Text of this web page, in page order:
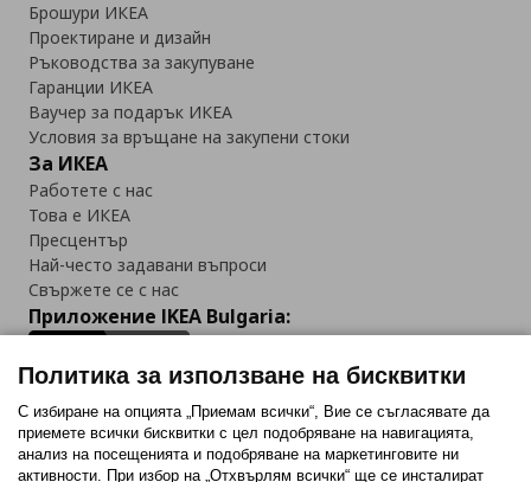
Брошури ИКЕА
Проектиране и дизайн
Ръководства за закупуване
Гаранции ИКЕА
Ваучер за подарък ИКЕА
Условия за връщане на закупени стоки
За ИКЕА
Работете с нас
Това е ИКЕА
Пресцентър
Най-често задавани въпроси
Свържете се с нас
Приложение IKEA Bulgaria:
Последвайте ни:
Политика за използване на бисквитки
С избиране на опцията „Приемам всички“, Вие се съгласявате да
приемете всички бисквитки с цел подобряване на навигацията,
анализ на посещенията и подобряване на маркетинговите ни
активности. При избор на „Отхвърлям всички“ ще се инсталират